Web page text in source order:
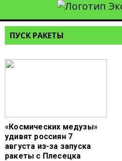
ПУСК РАКЕТЫ
«Космических медузы»
удивят россиян 7
августа из-за запуска
ракеты с Плесецка